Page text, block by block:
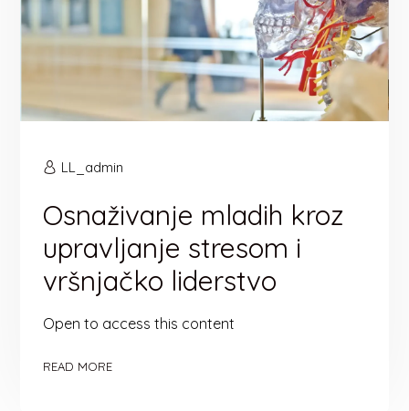
LL_admin
Osnaživanje mladih kroz
upravljanje stresom i
vršnjačko liderstvo
Open to access this content
READ MORE